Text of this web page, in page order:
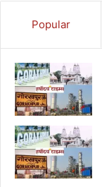
Popular